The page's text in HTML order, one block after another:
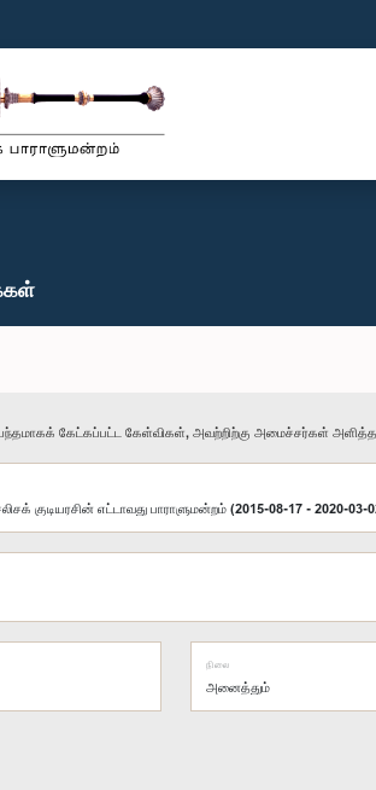
கேட்கப்பட்ட கேள்விகள், அவற்றிற்கு அமைச்சர்கள்
நிலை